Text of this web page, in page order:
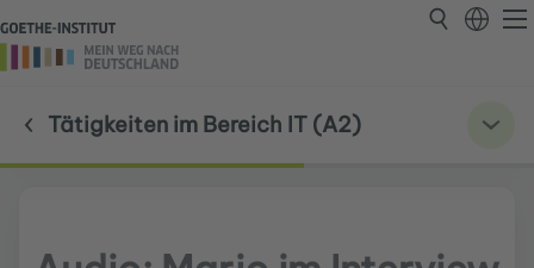
Tätigkeiten im Bereich IT (A2)